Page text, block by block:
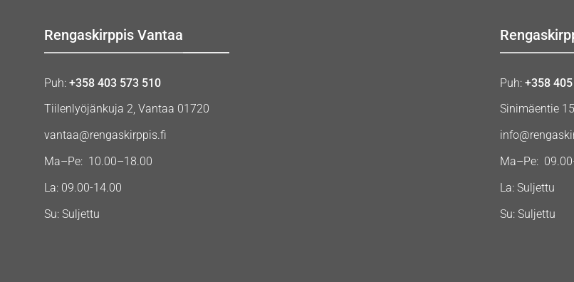
Rengaskirppis Vantaa
Puh: +358 403 573 510
Tiilenlyöjänkuja 2, Vantaa 01720
vantaa@rengaskirppis.fi
Ma–Pe: 10.00–18.00
La: 09.00-14.00
Su: Suljettu
Puh: +358
Sinimäentie
Ma–Pe:
La: Suljettu
Su: Suljettu